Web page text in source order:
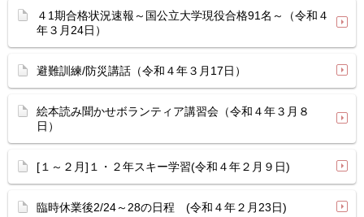
４1期合格状況速報～国公立大学現役合格91名～（令和４
年３月24日）
避難訓練/防災講話（令和４年３月17日）
絵本読み聞かせボランティア講習会（令和４年３月８
日）
[１～２月]１・２年スキー学習(令和４年２月９日)
臨時休業後2/24～28の日程 (令和４年２月23日)